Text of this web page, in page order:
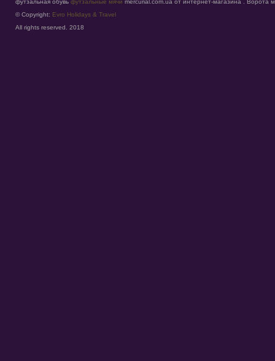
футзальная обувь футзальные мячи mercurial.com.ua от интернет-магазина . Ворота
© Copyright: Evro Holidays & Travel
All rights reserved. 2018